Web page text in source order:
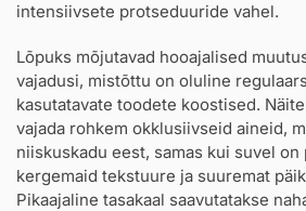
intensiivsete protseduuride vahel.
Lõpuks mõjutavad hooajalised
vajadusi, mistõttu on oluline
kasutatavate toodete koostised.
vajada rohkem okklusiivseid aineid,
niiskuskadu eest, samas kui suvel on
kergemaid tekstuure ja suuremat
Pikaajaline tasakaal saavutatakse